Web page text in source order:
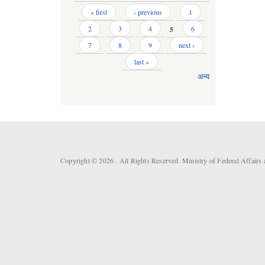
Pages« first ‹ previous
1
2
3 4 5
6
7
8 9
next ›
last »
अन्य
Copyright © 2026 . All Rights Reserved. Ministry of Federal Affairs